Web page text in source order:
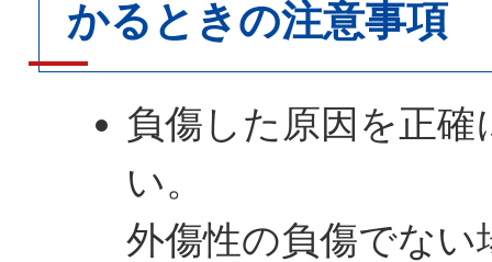
かるときの注意事項
負傷した原因を正
い。
外傷性の負傷でない